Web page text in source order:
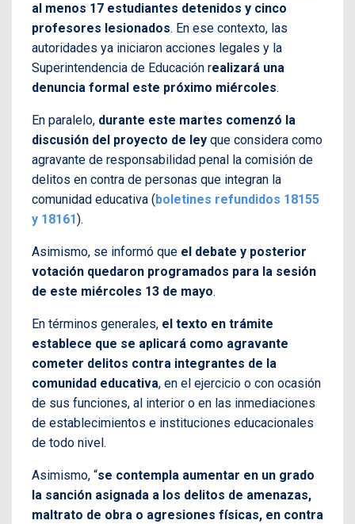
al menos 17 estudiantes detenidos y cinco
profesores lesionados. En ese contexto, las
autoridades ya iniciaron acciones legales y la
Superintendencia de Educación realizará una
denuncia formal este próximo miércoles.
En paralelo, durante este martes comenzó la
discusión del proyecto de ley que considera como
agravante de responsabilidad penal la comisión de
delitos en contra de personas que integran la
comunidad educativa ( boletines refundidos 18155
y 18161).
Asimismo, se informó que el debate y posterior
votación quedaron programados para la sesión
de este miércoles 13 de mayo.
En términos generales, el texto en trámite
establece que se aplicará como agravante
cometer delitos contra integrantes de la
comunidad educativa, en el ejercicio o con ocasión
de sus funciones, al interior o en las inmediaciones
de establecimientos e instituciones educacionales
de todo nivel.
Asimismo, “se contempla aumentar en un grado
la sanción asignada a los delitos de amenazas,
maltrato de obra o agresiones físicas, en contra